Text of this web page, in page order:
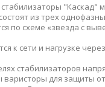
"Каскад"
из трех
по схеме «звезда с
к сети и нагрузке
стабилизаторов
варисторы для защиты